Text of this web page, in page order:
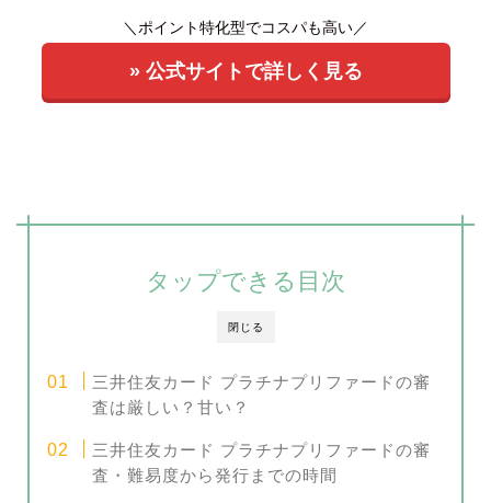
＼ポイント特化型でコスパも高い／
» 公式サイトで詳しく見る
閉じる
タップできる目次
三井住友カード プラチナプリファードの審
査は厳しい？甘い？
三井住友カード プラチナプリファードの審
査・難易度から発行までの時間